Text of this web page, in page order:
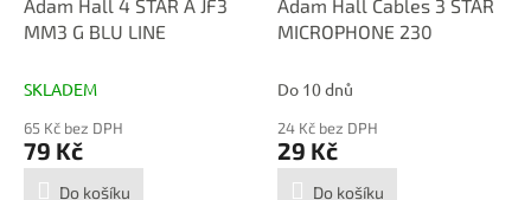
Adam Hall 4 STAR A JF3
MM3 G BLU LINE
SKLADEM
65 Kč bez DPH
79 Kč
Do košíku
Adam Hall Cables 3 STAR
MICROPHONE 230
Do 10 dnů
24 Kč bez DPH
29 Kč
Do košíku